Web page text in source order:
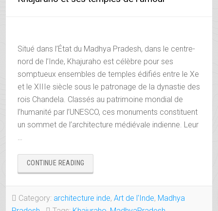
Situé dans l’État du Madhya Pradesh, dans le centre-
nord de l’Inde, Khajuraho est célèbre pour ses
somptueux ensembles de temples édifiés entre le Xe
et le XIIIe siècle sous le patronage de la dynastie des
rois Chandela. Classés au patrimoine mondial de
l’humanité par l’UNESCO, ces monuments constituent
un sommet de l’architecture médiévale indienne. Leur
…
CONTINUE READING
ET
DE
Category: architecture inde, Art de l'Inde, Madhya